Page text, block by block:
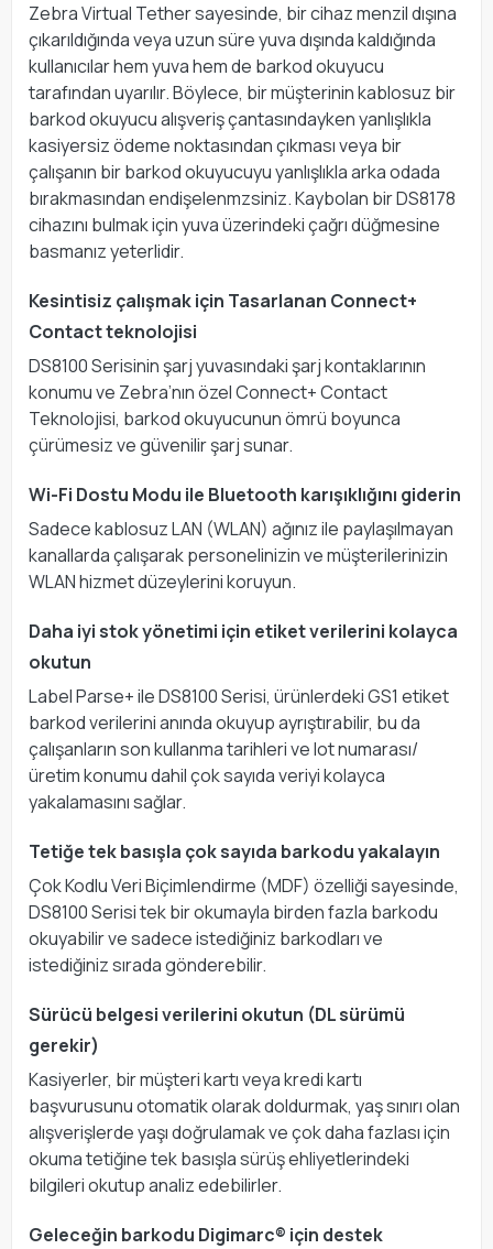
Zebra Virtual Tether sayesinde, bir cihaz menzil dışına
çıkarıldığında veya uzun süre yuva dışında kaldığında
kullanıcılar hem yuva hem de barkod okuyucu
tarafından uyarılır. Böylece, bir müşterinin kablosuz bir
barkod okuyucu alışveriş çantasındayken yanlışlıkla
kasiyersiz ödeme noktasından çıkması veya bir
çalışanın bir barkod okuyucuyu yanlışlıkla arka odada
bırakmasından endişelenmzsiniz. Kaybolan bir DS8178
cihazını bulmak için yuva üzerindeki çağrı düğmesine
basmanız yeterlidir.
Kesintisiz çalışmak için Tasarlanan Connect+
Contact teknolojisi
DS8100 Serisinin şarj yuvasındaki şarj kontaklarının
konumu ve Zebra’nın özel Connect+ Contact
Teknolojisi, barkod okuyucunun ömrü boyunca
çürümesiz ve güvenilir şarj sunar.
Wi-Fi Dostu Modu ile Bluetooth karışıklığını giderin
Sadece kablosuz LAN (WLAN) ağınız ile paylaşılmayan
kanallarda çalışarak personelinizin ve müşterilerinizin
WLAN hizmet düzeylerini koruyun.
Daha iyi stok yönetimi için etiket verilerini kolayca
okutun
Label Parse+ ile DS8100 Serisi, ürünlerdeki GS1 etiket
barkod verilerini anında okuyup ayrıştırabilir, bu da
çalışanların son kullanma tarihleri ve lot numarası/
üretim konumu dahil çok sayıda veriyi kolayca
yakalamasını sağlar.
Tetiğe tek basışla çok sayıda barkodu yakalayın
Çok Kodlu Veri Biçimlendirme (MDF) özelliği sayesinde,
DS8100 Serisi tek bir okumayla birden fazla barkodu
okuyabilir ve sadece istediğiniz barkodları ve
istediğiniz sırada gönderebilir.
Sürücü belgesi verilerini okutun (DL sürümü
gerekir)
Kasiyerler, bir müşteri kartı veya kredi kartı
başvurusunu otomatik olarak doldurmak, yaş sınırı olan
alışverişlerde yaşı doğrulamak ve çok daha fazlası için
okuma tetiğine tek basışla sürüş ehliyetlerindeki
bilgileri okutup analiz edebilirler.
Geleceğin barkodu Digimarc® için destek